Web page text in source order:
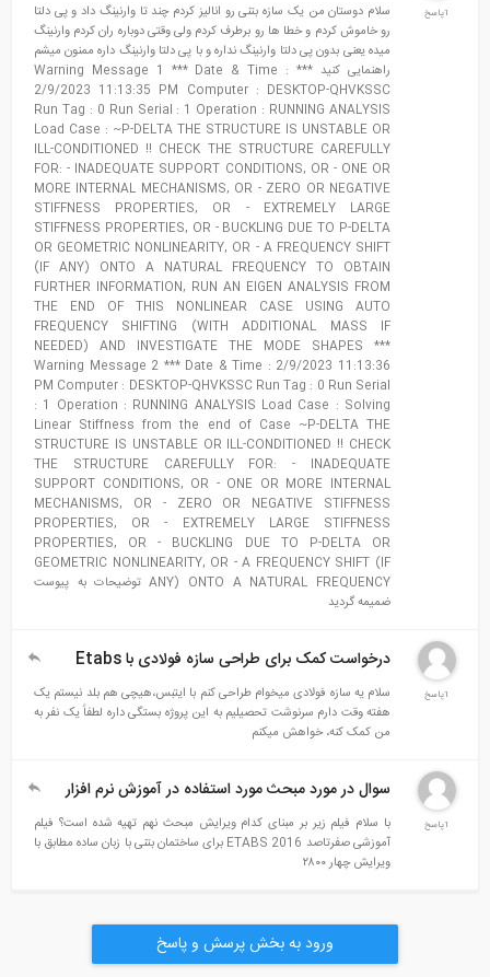
سلام دوستان من یک سازه بتنی رو انالیز کردم چند تا وارنینگ داد و پی دلتا
رو خاموش کردم و خطا ها رو برطرف کردم ولی وقتی دوباره ران کردم وارنینگ
میده یعنی بدون پی دلتا وارنینگ نداره و با پی دلتا وارنینگ داره ممنون میشم
راهنمایی کنید *** Warning Message 1 *** Date & Time :
2/9/2023 11:13:35 PM Computer : DESKTOP-QHVKSSC
Run Tag : 0 Run Serial : 1 Operation : RUNNING ANALYSIS
Load Case : ~P-DELTA THE STRUCTURE IS UNSTABLE OR
ILL-CONDITIONED !! CHECK THE STRUCTURE CAREFULLY
FOR: - INADEQUATE SUPPORT CONDITIONS, OR - ONE OR
MORE INTERNAL MECHANISMS, OR - ZERO OR NEGATIVE
STIFFNESS PROPERTIES, OR - EXTREMELY LARGE
STIFFNESS PROPERTIES, OR - BUCKLING DUE TO P-DELTA
OR GEOMETRIC NONLINEARITY, OR - A FREQUENCY SHIFT
(IF ANY) ONTO A NATURAL FREQUENCY TO OBTAIN
FURTHER INFORMATION, RUN AN EIGEN ANALYSIS FROM
THE END OF THIS NONLINEAR CASE USING AUTO
FREQUENCY SHIFTING (WITH ADDITIONAL MASS IF
NEEDED) AND INVESTIGATE THE MODE SHAPES ***
Warning Message 2 *** Date & Time : 2/9/2023 11:13:36
PM Computer : DESKTOP-QHVKSSC Run Tag : 0 Run Serial
: 1 Operation : RUNNING ANALYSIS Load Case : Solving
Linear Stiffness from the end of Case ~P-DELTA THE
STRUCTURE IS UNSTABLE OR ILL-CONDITIONED !! CHECK
THE STRUCTURE CAREFULLY FOR: - INADEQUATE
SUPPORT CONDITIONS, OR - ONE OR MORE INTERNAL
MECHANISMS, OR - ZERO OR NEGATIVE STIFFNESS
PROPERTIES, OR - EXTREMELY LARGE STIFFNESS
PROPERTIES, OR - BUCKLING DUE TO P-DELTA OR
GEOMETRIC NONLINEARITY, OR - A FREQUENCY SHIFT (IF
ANY) ONTO A NATURAL FREQUENCY توضیحات به پیوست
ضمیمه گردید
درخواست کمک برای طراحی سازه فولادی با Etabs
سلام یه سازه فولادی میخوام طراحی کنم با ایتبس،هیچی هم بلد نیستم یک
هفته وقت دارم سرنوشت تحصیلیم به این پروژه بستگی داره لطفاً یک نفر به
من کمک کنه، خواهش میکنم
سوال در مورد مبحث مورد استفاده در آموزش نرم افزار
با سلام فیلم زیر بر مبنای کدام ویرایش مبحث نهم تهیه شده است؟ فیلم
آموزشی صفرتاصد ETABS 2016 برای ساختمان بتنی با زبان ساده مطابق با
ویرایش چهار ۲۸۰۰
ورود به بخش پرسش و پاسخ